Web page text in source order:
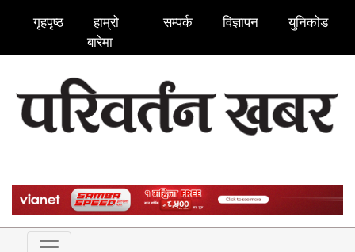
गृहपृष्ठ
हाम्रो
बारेमा
सम्पर्क विज्ञापन युनिकोड